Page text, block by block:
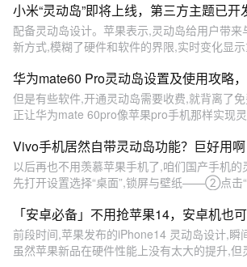
小米“灵动岛”即将上线，第三方主题已开
配备灵动岛设计。苹果表示,灵动岛给用户带
新方式,模糊了硬件和软件的界限,实时变化显
华为mate60 Pro灵动岛设置及使用攻略，
但是有些软件,开通灵动岛需要收费,就背离了
正让华为mate 60pro像苹果pro手机那样实现
Vivo手机居然自带灵动岛功能？巨好用啊
以后再也不用羡慕苹果手机了,咱们国产手机
先打开设置选择“桌面”,锁屏与壁纸——②点击
「安卓必备」不用抢苹果14，安卓机也
前段时间,苹果发布的iPhone14 灵动岛设计,瞬
虽然苹果新品在硬件性能上没有太大的提升,但